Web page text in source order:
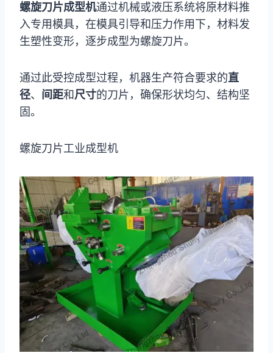
螺旋刀片成型机通过机械或液压系统将原材料推
入专用模具，在模具引导和压力作用下，材料发
生塑性变形，逐步成型为螺旋刀片。
通过此受控成型过程，机器生产符合要求的直
径、 间距和尺寸的刀片，确保形状均匀、结构坚
固。
螺旋刀片工业成型机